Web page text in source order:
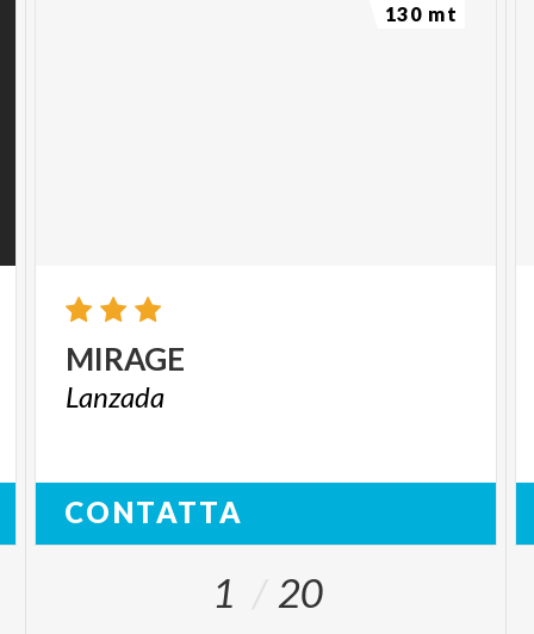
MIRAGE
Lanzada
CONTATTA
130 mt
1 20